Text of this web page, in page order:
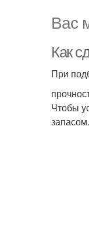
Вас
Как
При
Чтобы
запасом.